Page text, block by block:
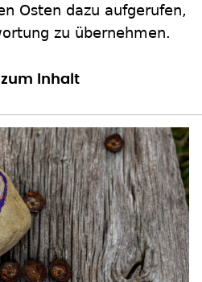
Osten dazu aufgerufen,
zu übernehmen.
zum Inhalt